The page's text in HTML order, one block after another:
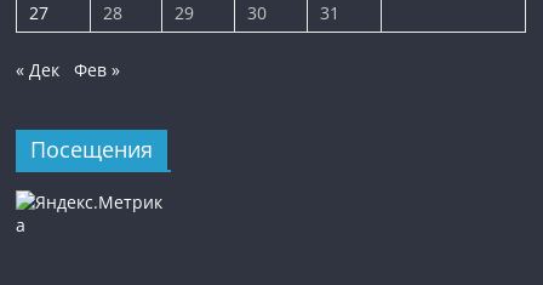
27
28 29 30 31
« Дек Фев »
Посещения